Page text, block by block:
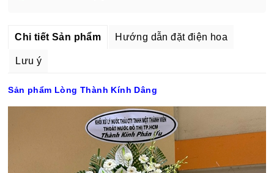
Chi tiết Sản phẩm Hướng dẫn đặt điện hoa
Lưu ý
Sản phẩm Lòng Thành Kính Dâng